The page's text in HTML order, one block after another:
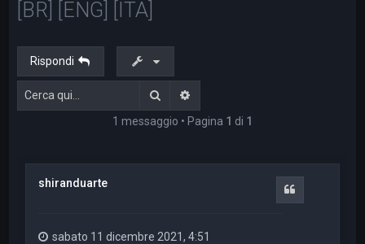
[BR] [ENG] [ITA]
Rispondi
Cerca
1 messaggio • Pagina 1 di 1
shiranduarte
sabato 11 dicembre 2021, 4:51